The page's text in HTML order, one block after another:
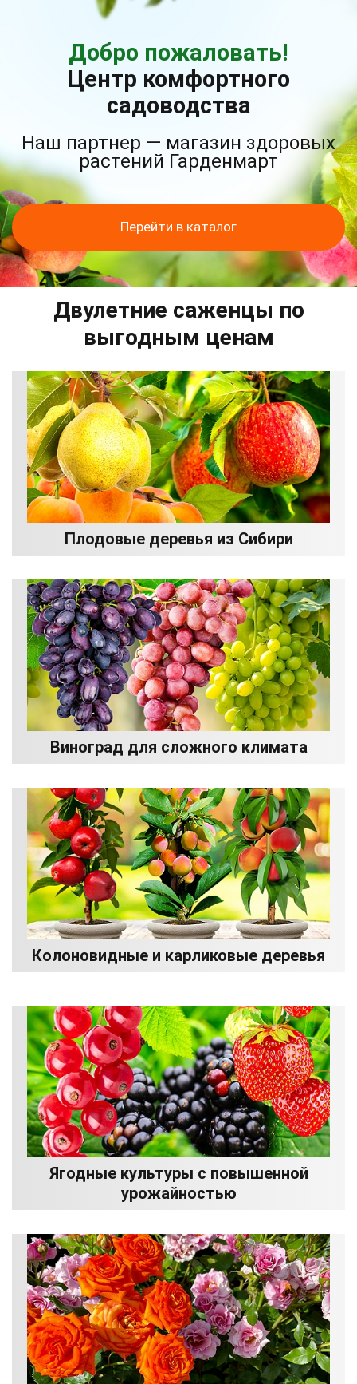
Добро пожаловать!
Центр комфортного
садоводства
Наш партнер — магазин здоровых
растений Гарденмарт
Перейти в каталог
Двулетние саженцы по
выгодным ценам
Плодовые деревья из Сибири
Виноград для сложного климата
Колоновидные и карликовые деревья
Ягодные культуры с повышенной
урожайностью